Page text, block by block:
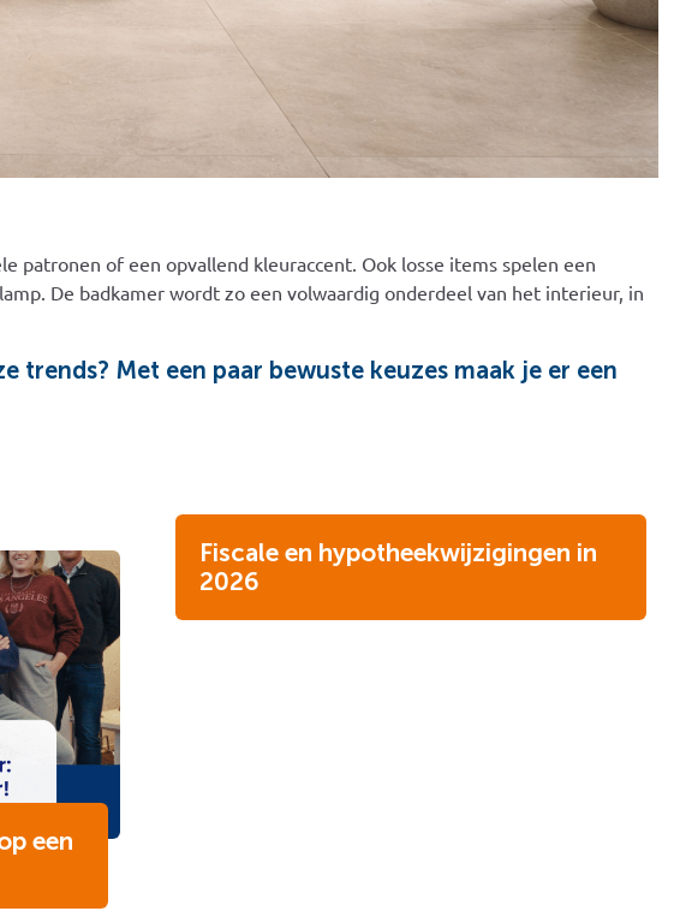
patronen of een opvallend kleuraccent. Ook losse items spelen een
De badkamer wordt zo een volwaardig onderdeel van het interieur, in
Met een paar bewuste keuzes maak je er een
een
Fiscale en hypotheekwijzigingen in
2026